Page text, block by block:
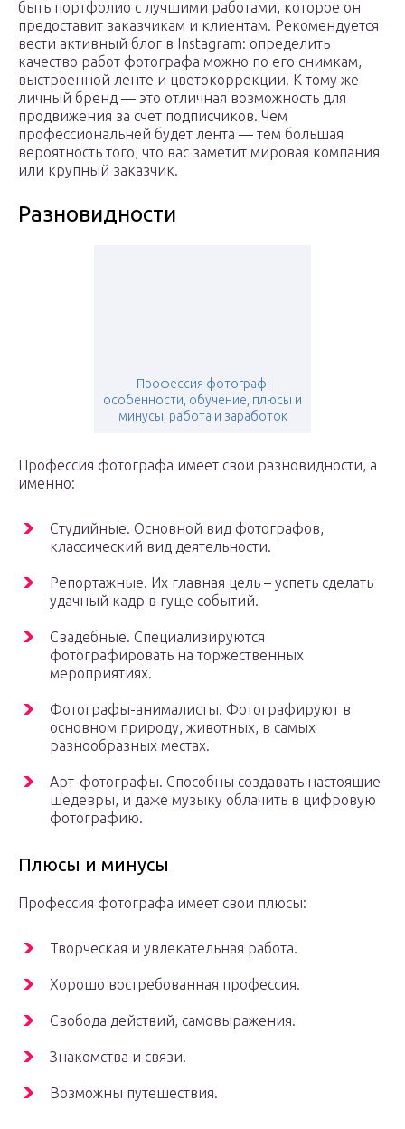
быть портфолио с лучшими работами, которое он
предоставит заказчикам и клиентам. Рекомендуется
вести активный блог в Instagram: определить
качество работ фотографа можно по его снимкам,
выстроенной ленте и цветокоррекции. К тому же
личный бренд — это отличная возможность для
продвижения за счет подписчиков. Чем
профессиональней будет лента — тем большая
вероятность того, что вас заметит мировая компания
или крупный заказчик.
Разновидности
Профессия фотограф:
особенности, обучение, плюсы и
минусы, работа и заработок
Профессия фотографа имеет свои разновидности, а
именно:
Студийные. Основной вид фотографов,
классический вид деятельности.
Репортажные. Их главная цель – успеть сделать
удачный кадр в гуще событий.
Свадебные. Специализируются
фотографировать на торжественных
мероприятиях.
Фотографы-анималисты. Фотографируют в
основном природу, животных, в самых
разнообразных местах.
Арт-фотографы. Способны создавать настоящие
шедевры, и даже музыку облачить в цифровую
фотографию.
Плюсы и минусы
Профессия фотографа имеет свои плюсы:
Творческая и увлекательная работа.
Хорошо востребованная профессия.
Свобода действий, самовыражения.
Знакомства и связи.
Возможны путешествия.